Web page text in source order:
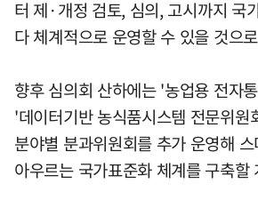
터 제·개정 검토, 심의, 고시까지 국
다 체계적으로 운영할 수 있을 것으
향후 심의회 산하에는 '농업용 전자
'데이터기반 농식품시스템 전문위원
분야별 분과위원회를 추가 운영해
아우르는 국가표준화 체계를 구축할